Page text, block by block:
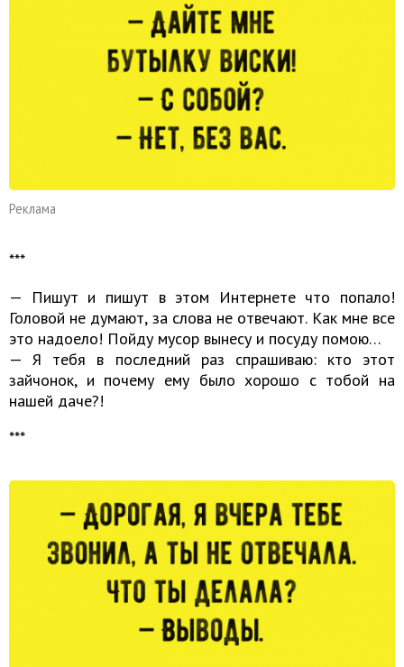
Реклама
***
— Пишут и пишут в этом Интернете что попало!
Головой не думают, за слова не отвечают. Как мне все
это надоело! Пойду мусор вынесу и посуду помою…
— Я тебя в последний раз спрашиваю: кто этот
зайчонок, и почему ему было хорошо с тобой на
нашей даче?!
***